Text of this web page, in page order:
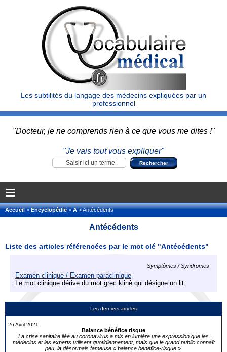
Les subtilités du langage des médecins expliquées par un
professionnel
"Docteur, je ne comprends rien à ce que vous me dites !"
"Je vais tout vous expliquer"
≡
Accueil>Encyclopédie>A> Antécédents
Les derniers articles
26 Avril 2021
Balance bénéfice risque
La crise sanitaire liée au coronavirus a mis en lumière une expression que les
médecins et les experts utilisent quotidiennement, mais que le grand public connaît
peu, la désormais fameuse « balance bénéfice-risque ».
Antécédents
Liste des articles référencées par le mot clé "Antécédents"
Symptômes / Syndromes
Examen clinique / Examen paraclinique
Le mot clinique dérive du mot grec klinê qui désigne un lit.